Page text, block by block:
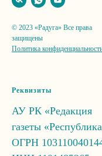
© 2023 «Радуга» Все права
защищены
Политика
Реквизиты
АУ РК «Редакция
газеты
ОГРН